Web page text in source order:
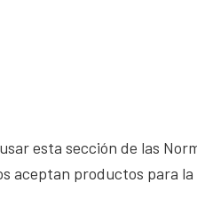
esta sección de las
aceptan productos para